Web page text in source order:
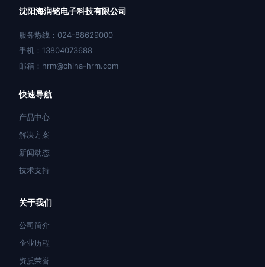
沈阳海润铭电子科技有限公司
服务热线：024-88629000
手机：13804073688
邮箱：hrm@china-hrm.com
快速导航
产品中心
解决方案
新闻动态
技术支持
关于我们
公司简介
企业历程
资质荣誉